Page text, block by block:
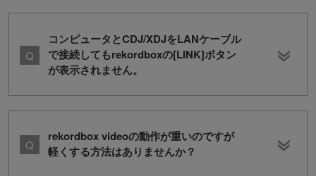
コンピュータとCDJ/XDJをLANケーブル
で接続してもrekordboxの[LINK]ボタン
が表示されません。
rekordbox videoの動作が重いのですが
軽くする方法はありませんか？